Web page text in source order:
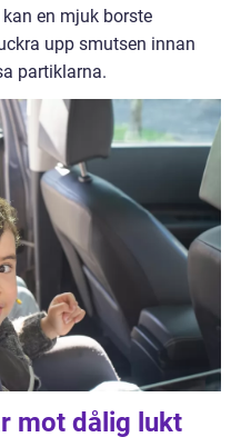
en mjuk borste
upp smutsen innan
partiklarna.
mot dålig lukt